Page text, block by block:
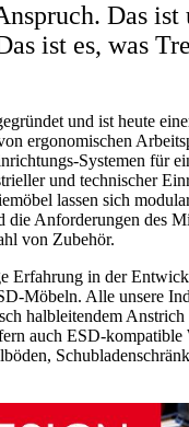
Das ist
ist es, was
und ist heute
ergonomischen
Systemen für
und technischer
lassen sich
die Anforderungen des
von Zubehör.
Erfahrung in der
Möbeln. Alle unsere
halbleitendem
auch ESD-kompatible